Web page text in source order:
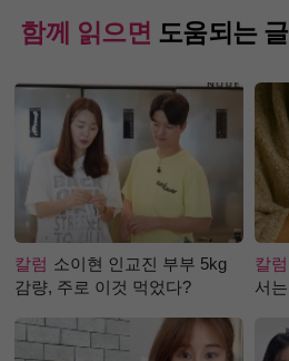
함께 읽으면 도움되는 글
칼럼 소이현 인교진 부부 5kg
감량, 주로 이것 먹었다?
칼럼
서